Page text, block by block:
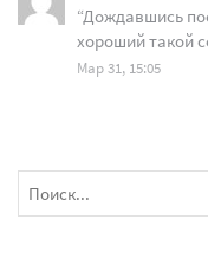
“Дождавшись
хороший такой
Мар 31, 15:05